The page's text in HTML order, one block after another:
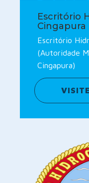
Escritório
Cingapura
Escritório
(Autoridade
Cingapura)